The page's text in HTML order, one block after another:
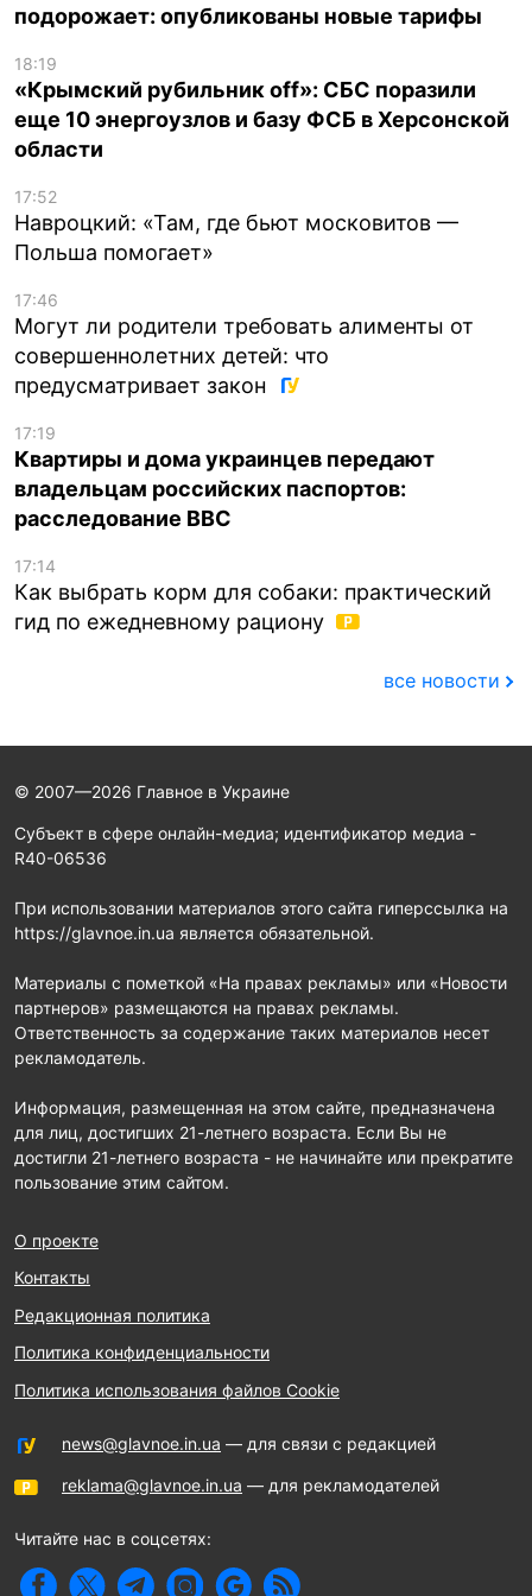
подорожает: опубликованы новые тарифы
18:19
«Крымский рубильник off»: СБС поразили
еще 10 энергоузлов и базу ФСБ в Херсонской
области
17:52
Навроцкий: «Там, где бьют московитов —
Польша помогает»
17:46
Могут ли родители требовать алименты от
совершеннолетних детей: что
предусматривает закон
17:19
Квартиры и дома украинцев передают
владельцам российских паспортов:
расследование BBC
17:14
Как выбрать корм для собаки: практический
гид по ежедневному рациону
все новости
© 2007—2026 Главное в Украине
Субъект в сфере онлайн-медиа; идентификатор медиа -
R40-06536
При использовании материалов этого сайта гиперссылка на
https://glavnoe.in.ua является обязательной.
Материалы с пометкой «На правах рекламы» или «Новости
партнеров» размещаются на правах рекламы.
Ответственность за содержание таких материалов несет
рекламодатель.
Информация, размещенная на этом сайте, предназначена
для лиц, достигших 21-летнего возраста. Если Вы не
достигли 21-летнего возраста - не начинайте или прекратите
пользование этим сайтом.
О проекте
Контакты
Редакционная политика
Политика конфиденциальности
Политика использования файлов Cookie
news@glavnoe.in.ua — для связи с редакцией
reklama@glavnoe.in.ua — для рекламодателей
Читайте нас в соцсетях: